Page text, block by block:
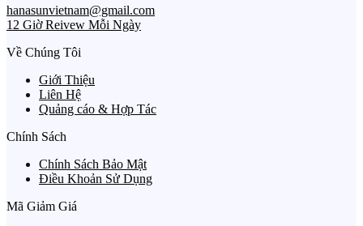
hanasunvietnam@gmail.com
12 Giờ Reivew Mỗi Ngày
Về Chúng Tôi
Giới Thiệu
Liên Hệ
Quảng cáo & Hợp Tác
Chính Sách
Chính Sách Bảo Mật
Điều Khoản Sử Dụng
Mã Giảm Giá